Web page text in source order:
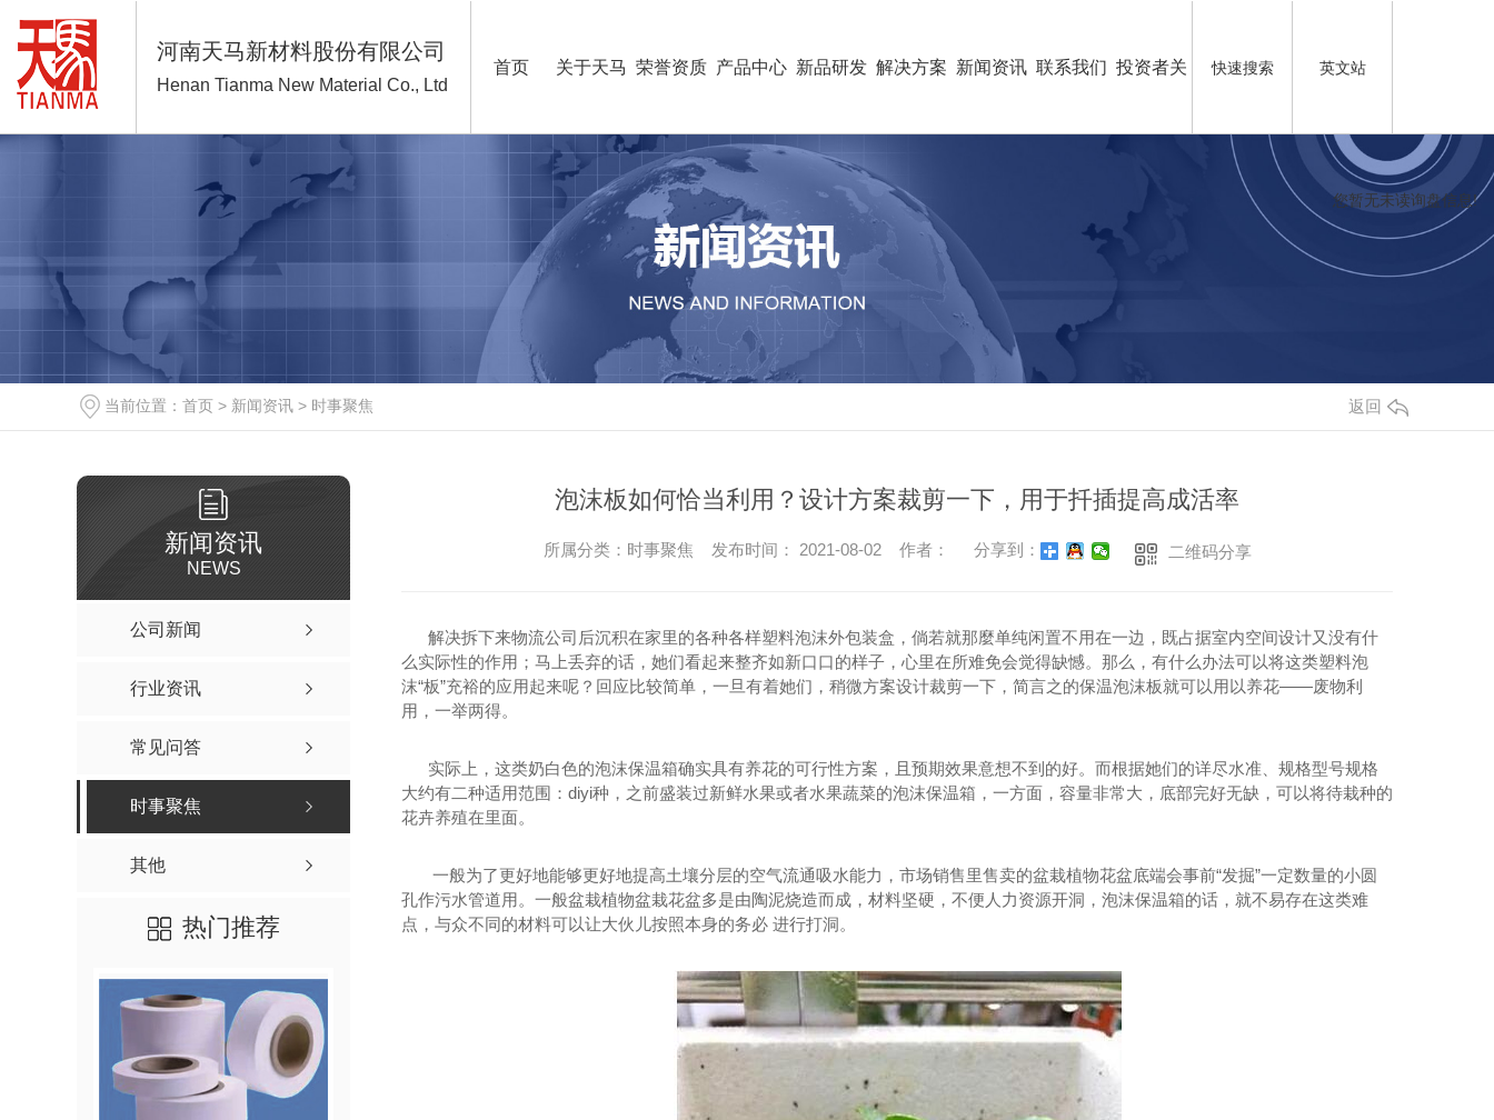
河南天马新材料股份有限公司
Henan Tianma New Material Co., Ltd
首页 关于天马 荣誉资质 产品中心 新品研发 解决方案 新闻资讯 联系我们 投资者关 快速搜索 英文站
您暂无未读询盘信息!
当前位置： 首页 > 新闻资讯 > 时事聚焦 返回
新闻资讯
NEWS
公司新闻
行业资讯
常见问答
时事聚焦
其他
热门推荐
泡沫板如何恰当利用？设计方案裁剪一下，用于扦插提高成活率
所属分类：时事聚焦 发布时间： 2021-08-02 作者： 分享到： 二维码分享
解决拆下来物流公司后沉积在家里的各种各样塑料泡沫外包装盒，倘若就那麼单纯闲置不用在一边，既占据室内空间设计又没有什
么实际性的作用；马上丢弃的话，她们看起来整齐如新口口的样子，心里在所难免会觉得缺憾。那么，有什么办法可以将这类塑料泡
沫“板”充裕的应用起来呢？回应比较简单，一旦有着她们，稍微方案设计裁剪一下，简言之的保温泡沫板就可以用以养花——废物利
用，一举两得。
实际上，这类奶白色的泡沫保温箱确实具有养花的可行性方案，且预期效果意想不到的好。而根据她们的详尽水准、规格型号规格
大约有二种适用范围：diyi种，之前盛装过新鲜水果或者水果蔬菜的泡沫保温箱，一方面，容量非常大，底部完好无缺，可以将待栽种的
花卉养殖在里面。
一般为了更好地能够更好地提高土壤分层的空气流通吸水能力，市场销售里售卖的盆栽植物花盆底端会事前“发掘”一定数量的小圆
孔作污水管道用。一般盆栽植物盆栽花盆多是由陶泥烧造而成，材料坚硬，不便人力资源开洞，泡沫保温箱的话，就不易存在这类难
点，与众不同的材料可以让大伙儿按照本身的务必 进行打洞。